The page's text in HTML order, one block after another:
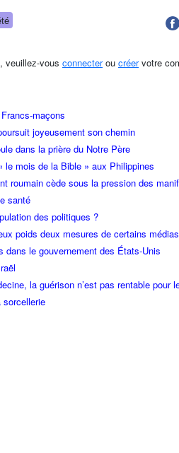
veuillez-vous connecterou créervotre
maçons
joyeusement son chemin
dans la prière du Notre Père
le mois de la Bible » aux Philippines
roumain cède sous la pression des
santé
des politiques ?
poids deux mesures de certains médias
dans le gouvernement des États-Unis
la guérison n’est pas rentable pour
sorcellerie